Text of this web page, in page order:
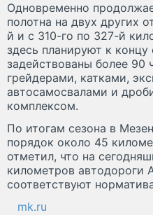
Одновременно
полотна на двух других
й и с 310-го по 327-й
здесь планируют к концу
задействованы более 90
грейдерами, катками,
автосамосвалами и
комплексом.
По итогам сезона в
порядок около 45
отметил, что на
километров автодороги
соответствуют
mk.ru